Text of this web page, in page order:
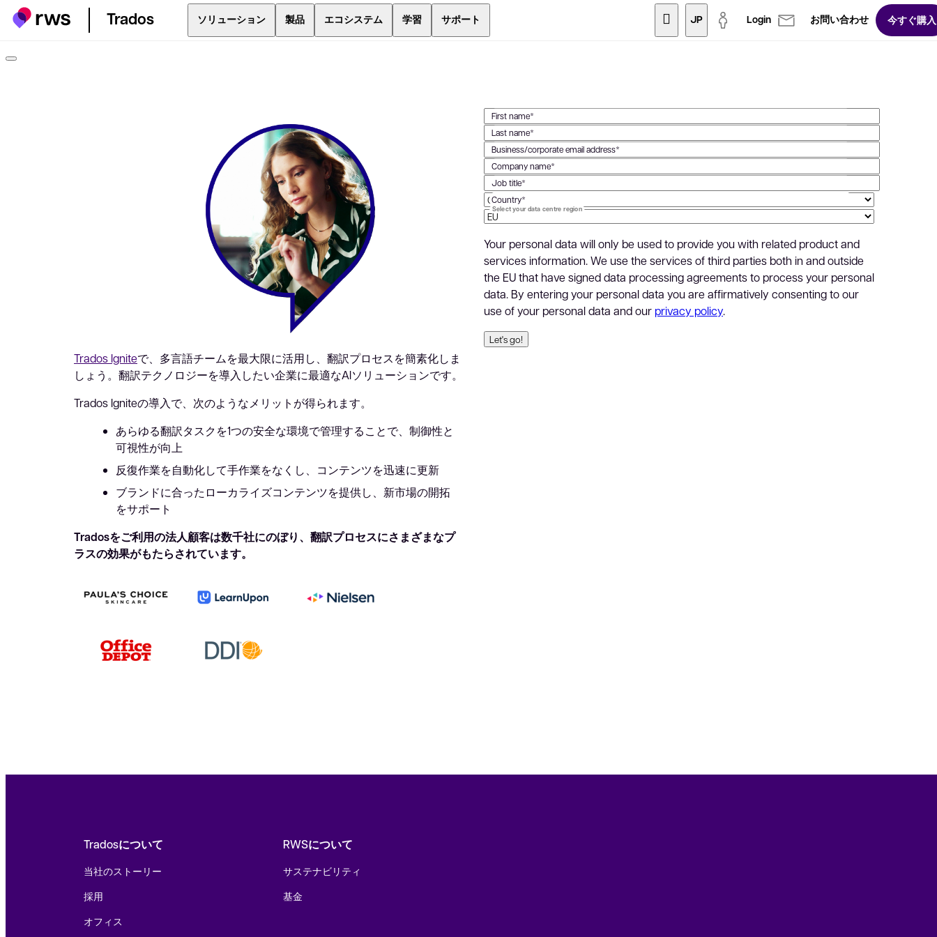
Trados ソリューション 製品 エコシステム 学習 サポート JP Login お問い合わせ 今すぐ購入
Trados Igniteで、多言語チームを最大限に活用し、翻訳プロセスを簡素化しま
しょう。翻訳テクノロジーを導入したい企業に最適なAIソリューションです。
Trados Igniteの導入で、次のようなメリットが得られます。
あらゆる翻訳タスクを1つの安全な環境で管理することで、制御性と
可視性が向上
反復作業を自動化して手作業をなくし、コンテンツを迅速に更新
ブランドに合ったローカライズコンテンツを提供し、新市場の開拓
をサポート
Tradosをご利用の法人顧客は数千社にのぼり、翻訳プロセスにさまざまなプ
ラスの効果がもたらされています。
First name*
Last name*
Business/corporate email address*
Company name*
Job title*
Country*
Select your data centre region
Your personal data will only be used to provide you with related product and
services information. We use the services of third parties both in and outside
the EU that have signed data processing agreements to process your personal
data. By entering your personal data you are affirmatively consenting to our
use of your personal data and our privacy policy.
Tradosについて
当社のストーリー
採用
オフィス
RWSについて
サステナビリティ
基金